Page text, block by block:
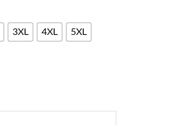
3XL 4XL 5XL